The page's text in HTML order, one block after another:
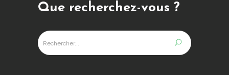
Que recherchez-vous ?